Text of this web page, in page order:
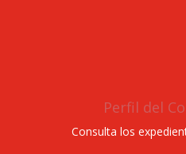
Perfil del
Consulta los